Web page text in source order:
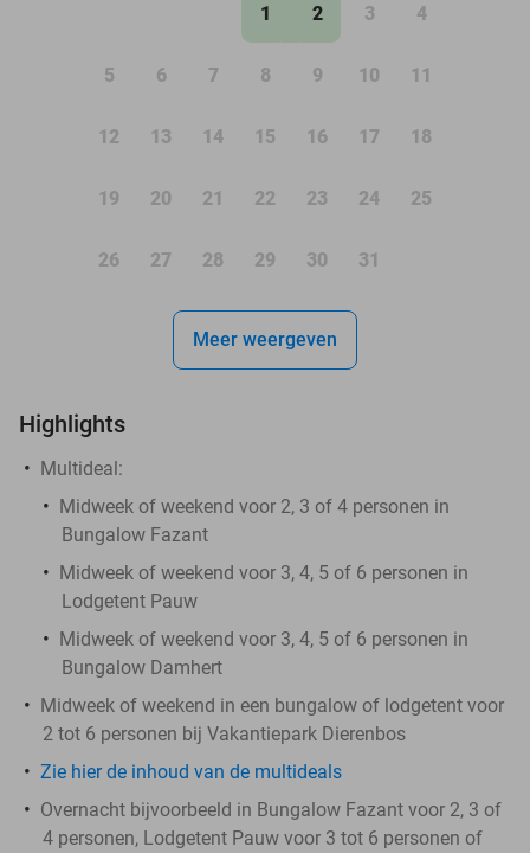
1 2 3 4
5 6 7 8 9 10 11
12 13 14 15 16 17 18
19 20 21 22 23 24 25
26 27 28 29 30 31
Meer weergeven
Highlights
Multideal:
Midweek of weekend voor 2, 3 of 4 personen in
Bungalow Fazant
Midweek of weekend voor 3, 4, 5 of 6 personen in
Lodgetent Pauw
Midweek of weekend voor 3, 4, 5 of 6 personen in
Bungalow Damhert
Midweek of weekend in een bungalow of lodgetent voor
2 tot 6 personen bij Vakantiepark Dierenbos
Zie hier de inhoud van de multideals
Overnacht bijvoorbeeld in Bungalow Fazant voor 2, 3 of
4 personen, Lodgetent Pauw voor 3 tot 6 personen of